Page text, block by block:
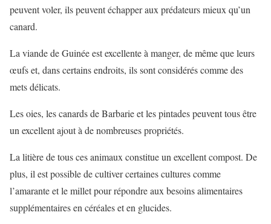
peuvent voler, ils peuvent échapper aux prédateurs mieux qu’un
canard.
La viande de Guinée est excellente à manger, de même que leurs
œufs et, dans certains endroits, ils sont considérés comme des
mets délicats.
Les oies, les canards de Barbarie et les pintades peuvent tous être
un excellent ajout à de nombreuses propriétés.
La litière de tous ces animaux constitue un excellent compost. De
plus, il est possible de cultiver certaines cultures comme
l’amarante et le millet pour répondre aux besoins alimentaires
supplémentaires en céréales et en glucides.